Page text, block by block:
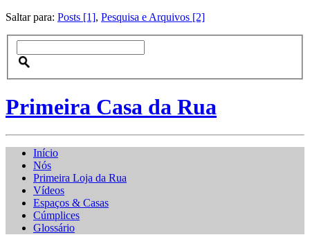
Saltar para: Posts [1], Pesquisa e Arquivos [2]
Primeira Casa da Rua
Início
Nós
Primeira Loja da Rua
Vídeos
Espaços & Casas
Cúmplices
Glossário